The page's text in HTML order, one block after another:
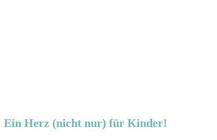
​Ein Herz (nicht nur) für Kinder!